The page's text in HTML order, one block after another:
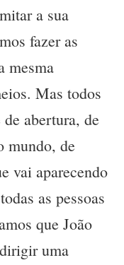
a sua
fazer as
mesma
Mas todos
abertura, de
mundo, de
vai aparecendo
as pessoas
que João
uma